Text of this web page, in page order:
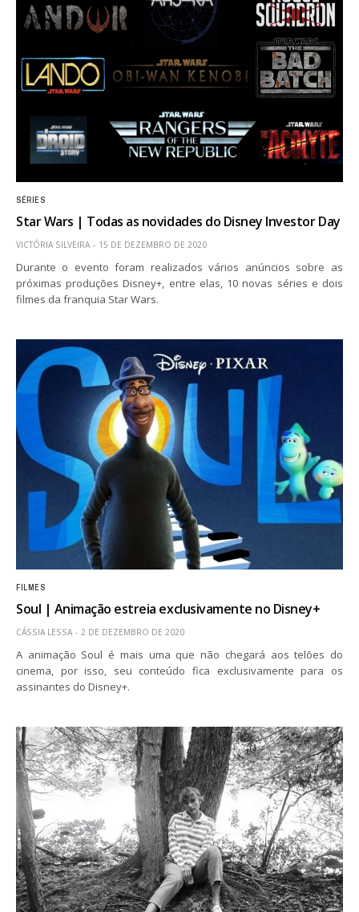
SÉRIES
Star Wars | Todas as novidades do Disney Investor Day
VICTÓRIA SILVEIRA 15 DE DEZEMBRO DE 2020
Durante o evento foram realizados vários anúncios sobre as
próximas produções Disney+, entre elas, 10 novas séries e dois
filmes da franquia Star Wars.
FILMES
Soul | Animação estreia exclusivamente no Disney+
CÁSSIA LESSA 2 DE DEZEMBRO DE 2020
A animação Soul é mais uma que não chegará aos telões do
cinema, por isso, seu conteúdo fica exclusivamente para os
assinantes do Disney+.